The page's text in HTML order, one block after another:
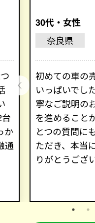
か
通
30代・女性
奈良県
初めての車の
いっぱいでし
寧なご説明の
を進めること
とつの質問に
ただき、本当
りがとうござ